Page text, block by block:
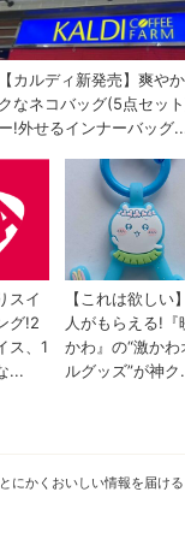
にかくおいしい情報を届ける